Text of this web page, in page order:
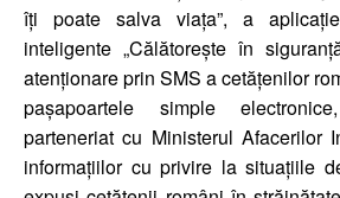
îți poate salva viața”, a
inteligente „Călătorește în
atenționare prin SMS a cetățenilor
pașapoartele simple
parteneriat cu Ministerul Afacerilor
informațiilor cu privire la situațiile